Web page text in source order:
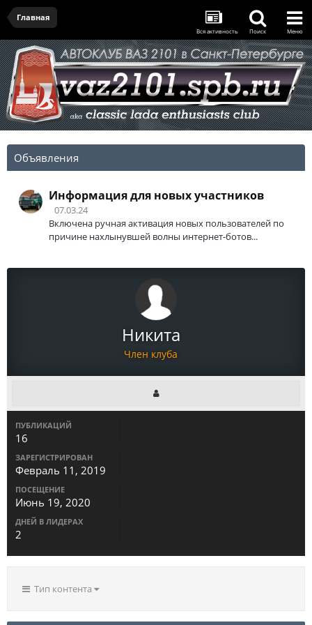
Главная
Вся активность Поиск Меню
Объявления
Информация для новых участников
07.03.24
Включена ручная активация новых пользователей по
причине нахлынувшей волны интернет-ботов...
Никита
Член клуба
ПУБЛИКАЦИЙ
16
ЗАРЕГИСТРИРОВАН
Февраль 11, 2019
ПОСЕЩЕНИЕ
Июнь 19, 2020
ДНЕЙ В ЛИДЕРАХ
2
Тип контента